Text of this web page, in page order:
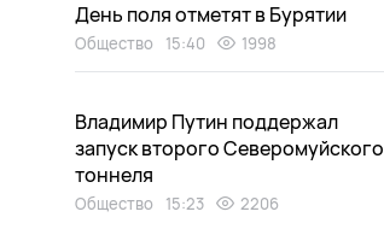
День поля отметят в Бурятии
Общество 15:40 1998
Владимир Путин поддержал
запуск второго Северомуйского
тоннеля
Общество 15:23 2206